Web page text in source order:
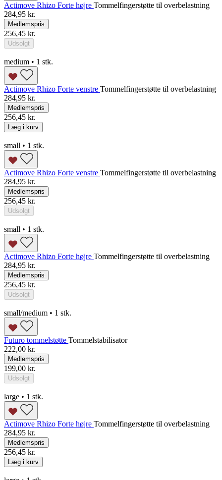
Actimove Rhizo Forte højre Tommelfingerstøtte til overbelastning
284,95 kr.
Medlemspris
256,45 kr.
Udsolgt
medium • 1 stk.
Actimove Rhizo Forte venstre Tommelfingerstøtte til overbelastning
284,95 kr.
Medlemspris
256,45 kr.
Læg i kurv
small • 1 stk.
Actimove Rhizo Forte venstre Tommelfingerstøtte til overbelastning
284,95 kr.
Medlemspris
256,45 kr.
Udsolgt
small • 1 stk.
Actimove Rhizo Forte højre Tommelfingerstøtte til overbelastning
284,95 kr.
Medlemspris
256,45 kr.
Udsolgt
small/medium • 1 stk.
Futuro tommelstøtte Tommelstabilisator
222,00 kr.
Medlemspris
199,00 kr.
Udsolgt
large • 1 stk.
Actimove Rhizo Forte højre Tommelfingerstøtte til overbelastning
284,95 kr.
Medlemspris
256,45 kr.
Læg i kurv